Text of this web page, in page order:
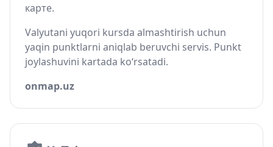
карте.
Valyutani yuqori kursda almashtirish uchun
yaqin punktlarni aniqlab beruvchi servis. Punkt
joylashuvini kartada ko‘rsatadi.
onmap.uz